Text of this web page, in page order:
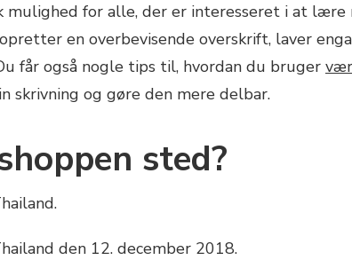
mulighed for alle, der er interesseret i at
en overbevisende overskrift, laver
får også nogle tips til, hvordan du bruger
skrivning og gøre den mere delbar.
sted?
den 12. december 2018.